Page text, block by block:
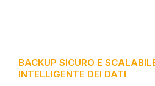
BACKUP SICURO E
INTELLIGENTE DEI DATI